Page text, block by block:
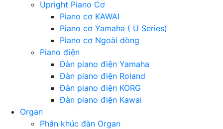
Upright Piano Cơ
Piano cơ KAWAI
Piano cơ Yamaha ( U Series)
Piano cơ Ngoài dòng
Piano điện
Đàn piano điện Yamaha
Đàn piano điện Roland
Đàn piano điện KORG
Đàn piano điện Kawai
Organ
Phân khúc đàn Organ